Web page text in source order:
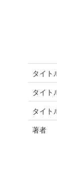
タイト
タイト
タイト
著者